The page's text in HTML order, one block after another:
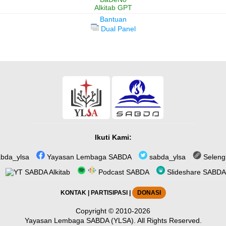
Alkitab GPT
Bantuan
Dual Panel
Ikuti Kami:
Yayasan Lembaga SABDA sabda_ylsa
SABDA Alkitab
Podcast SABDA Slideshare SABDA
KONTAK| PARTISIPASI DONASI
Copyright © 2010-2026
Yayasan Lembaga SABDA (YLSA). All Rights Reserved.